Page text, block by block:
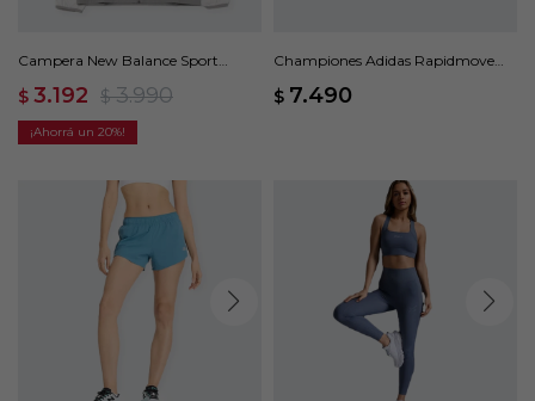
Campera New Balance Sport
$ 3.192 $ 3.990
20
Championes Adidas Rapidmove
$ 7.490